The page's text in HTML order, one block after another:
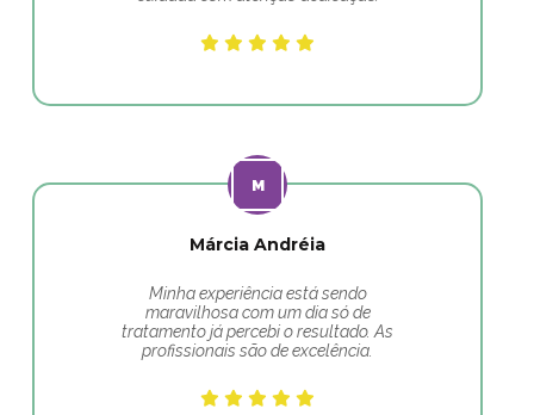
Márcia Andréia
Minha experiência está sendo
maravilhosa com um dia só de
tratamento já percebi o resultado. As
profissionais são de excelência.